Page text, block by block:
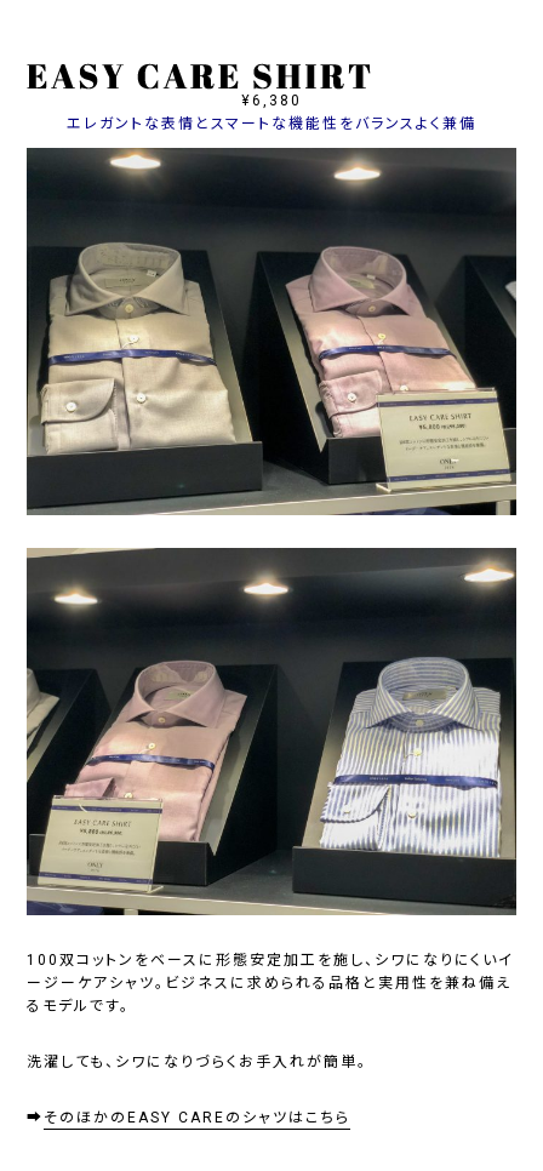
¥6,380
エレガントな表情とスマートな機能性をバランスよく兼備
100双コットンをベースに形態安定加工を施し、シワになりにくいイ
ージーケアシャツ。ビジネスに求められる品格と実用性を兼ね備え
るモデルです。
洗濯しても、シワになりづらくお手入れが簡単。
➡ そのほかのEASY CAREのシャツはこちら